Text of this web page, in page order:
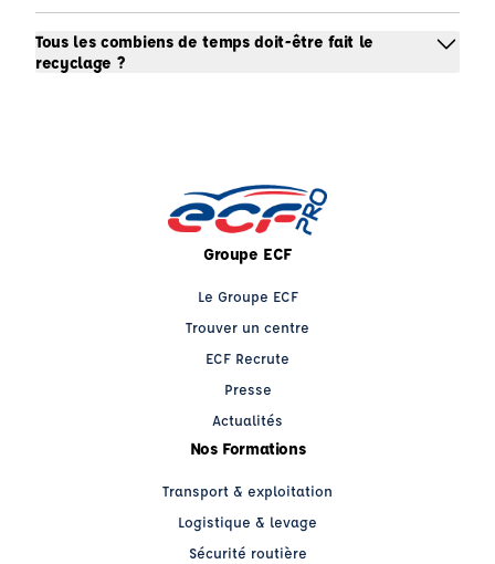
Tous les combiens de temps doit-être fait le
recyclage ?
Groupe ECF
Le Groupe ECF
Trouver un centre
ECF Recrute
Presse
Actualités
Nos Formations
Transport & exploitation
Logistique & levage
Sécurité routière